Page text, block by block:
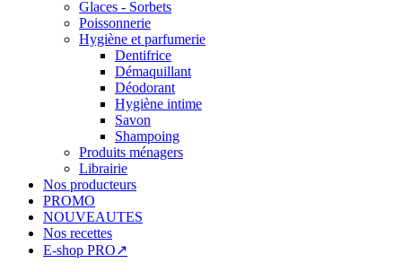
Glaces - Sorbets
Poissonnerie
Hygiène et parfumerie
Dentifrice
Démaquillant
Déodorant
Hygiène intime
Savon
Shampoing
Produits ménagers
Librairie
Nos producteurs
PROMO
NOUVEAUTES
Nos recettes
E-shop PRO↗